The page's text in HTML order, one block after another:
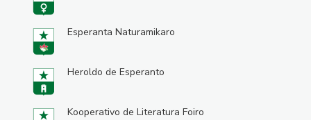
Esperanta Naturamikaro
Heroldo de Esperanto
Kooperativo de Literatura Foiro